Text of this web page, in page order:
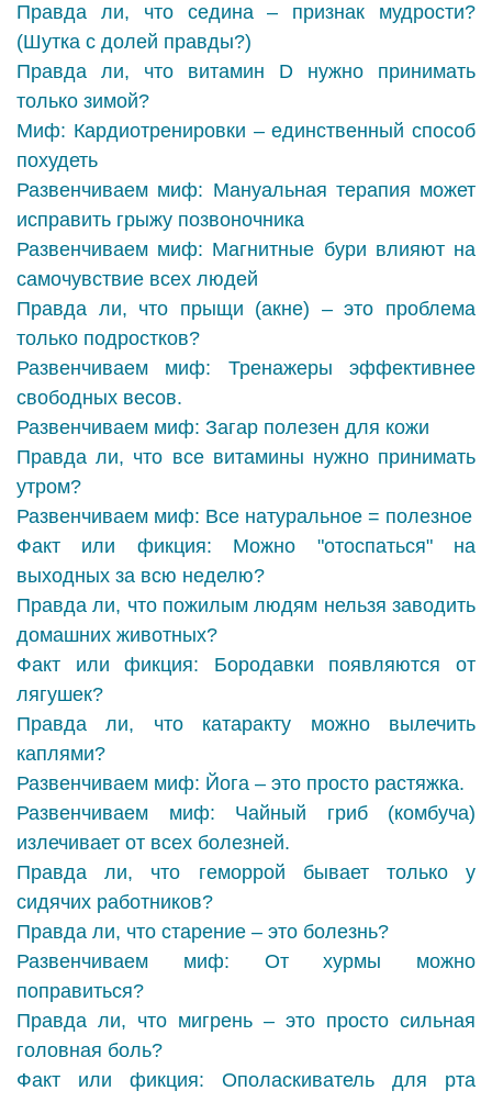
Правда ли, что седина – признак мудрости?
(Шутка с долей правды?)
Правда ли, что витамин D нужно принимать
только зимой?
Миф: Кардиотренировки – единственный способ
похудеть
Развенчиваем миф: Мануальная терапия может
исправить грыжу позвоночника
Развенчиваем миф: Магнитные бури влияют на
самочувствие всех людей
Правда ли, что прыщи (акне) – это проблема
только подростков?
Развенчиваем миф: Тренажеры эффективнее
свободных весов.
Развенчиваем миф: Загар полезен для кожи
Правда ли, что все витамины нужно принимать
утром?
Развенчиваем миф: Все натуральное = полезное
Факт или фикция: Можно "отоспаться" на
выходных за всю неделю?
Правда ли, что пожилым людям нельзя заводить
домашних животных?
Факт или фикция: Бородавки появляются от
лягушек?
Правда ли, что катаракту можно вылечить
каплями?
Развенчиваем миф: Йога – это просто растяжка.
Развенчиваем миф: Чайный гриб (комбуча)
излечивает от всех болезней.
Правда ли, что геморрой бывает только у
сидячих работников?
Правда ли, что старение – это болезнь?
Развенчиваем миф: От хурмы можно
поправиться?
Правда ли, что мигрень – это просто сильная
головная боль?
Факт или фикция: Ополаскиватель для рта